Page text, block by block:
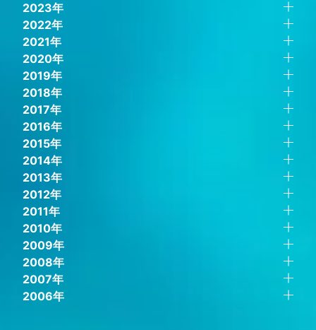
2023年
2022年
2021年
2020年
2019年
2018年
2017年
2016年
2015年
2014年
2013年
2012年
2011年
2010年
2009年
2008年
2007年
2006年